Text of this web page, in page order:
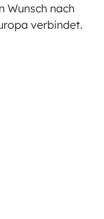
Wunsch nach
verbindet.